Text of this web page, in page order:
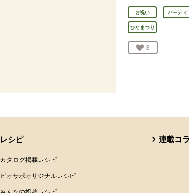
お祝い パーティ
ひなまつり
お気に入り登
3
レシピ
カタログ掲載レシピ
ビオサポオリジナルレシピ
連載コ